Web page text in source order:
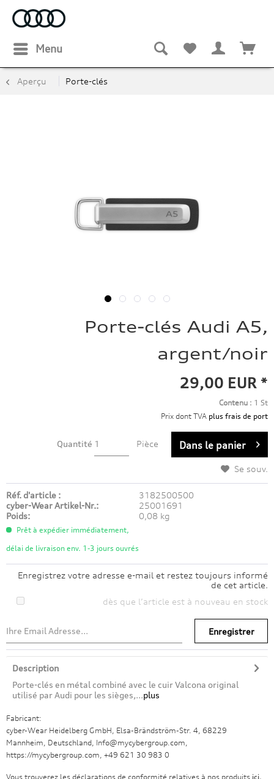
Menu
Aperçu Porte-clés
Porte-clés Audi A5,
argent/noir
29,00 EUR *
Contenu : 1 St
Prix dont TVA plus frais de port
Quantité Pièce Dans le panier
Se souv.
Réf. d'article :
3182500500
cyber-Wear Artikel-Nr.:
25001691
Poids:
0,08 kg
Prêt à expédier immédiatement,
délai de livraison env. 1-3 jours ouvrés
Enregistrez votre adresse e-mail et restez toujours informé
de cet article.
dès que l’article est à nouveau en stock
Enregistrer
Description
Porte-clés en métal combiné avec le cuir Valcona original
utilisé par Audi pour les sièges,...plus
Fabricant:
cyber-Wear Heidelberg GmbH, Elsa-Brändström-Str. 4, 68229
Mannheim, Deutschland, Info@mycybergroup.com,
https://mycybergroup.com, +49 621 30 983 0
Vous trouverez les déclarations de conformité relatives à nos produits ici.